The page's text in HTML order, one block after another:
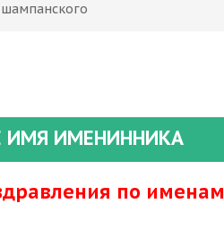
ИМЯ ИМЕНИННИКА
по именам